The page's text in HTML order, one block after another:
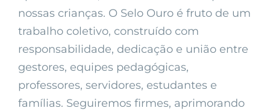
nossas crianças. O Selo Ouro é fruto de um
trabalho coletivo, construído com
responsabilidade, dedicação e união entre
gestores, equipes pedagógicas,
professores, servidores, estudantes e
famílias. Seguiremos firmes, aprimorando